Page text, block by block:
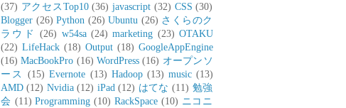
(37) アクセスTop10 (36) javascript (32) CSS (30)
Blogger (26) Python (26) Ubuntu (26) さくらのク
ラウド
(26) w54sa (24) marketing (23) OTAKU
(22) LifeHack (18) Output (18) GoogleAppEngine
(16) MacBookPro (16) WordPress (16) オープンソ
ース
(15) Evernote (13) Hadoop (13) music (13)
AMD (12) Nvidia (12) iPad (12) はてな (11) 勉強
会 (11) Programming (10) RackSpace (10) ニコニ